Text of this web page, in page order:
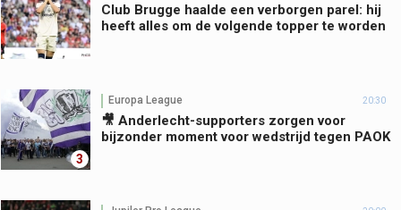
Club Brugge haalde een verborgen parel: hij
heeft alles om de volgende topper te worden
3
Europa League 20:30
🎥 Anderlecht-supporters zorgen voor
bijzonder moment voor wedstrijd tegen PAOK